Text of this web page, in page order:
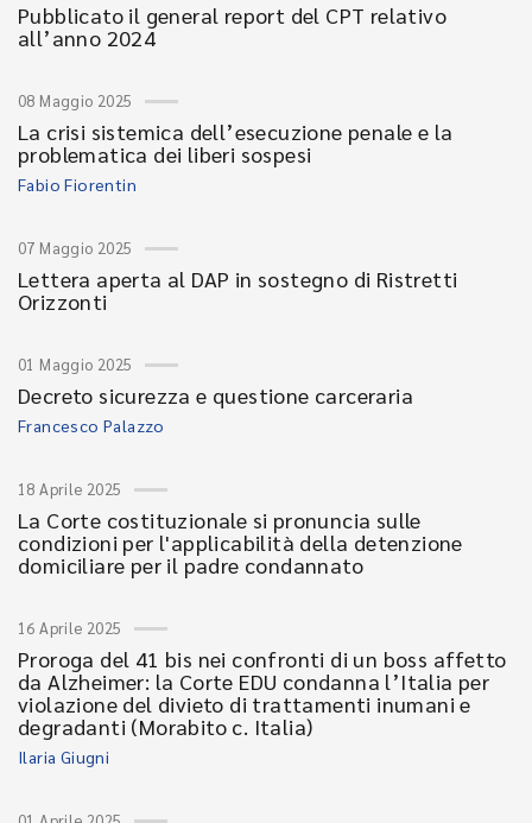
Pubblicato il general report del CPT relativo
all’anno 2024
08 Maggio 2025
La crisi sistemica dell’esecuzione penale e la
problematica dei liberi sospesi
Fabio Fiorentin
07 Maggio 2025
Lettera aperta al DAP in sostegno di Ristretti
Orizzonti
01 Maggio 2025
Decreto sicurezza e questione carceraria
Francesco Palazzo
18 Aprile 2025
La Corte costituzionale si pronuncia sulle
condizioni per l'applicabilità della detenzione
domiciliare per il padre condannato
16 Aprile 2025
Proroga del 41 bis nei confronti di un boss affetto
da Alzheimer: la Corte EDU condanna l’Italia per
violazione del divieto di trattamenti inumani e
degradanti (Morabito c. Italia)
Ilaria Giugni